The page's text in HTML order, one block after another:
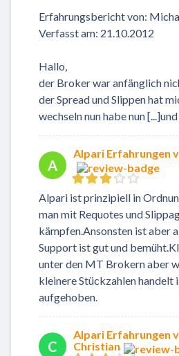
Erfahrungsbericht von:
Verfasst am: 21.10.2012
Hallo,
der Broker war anfänglich
der Spread und Slippen hat
wechseln nun habe nun
A
Alpari Erfahrungen
Alpari ist prinzipiell in
man mit Requotes und
kämpfen.Ansonsten ist aber
Support ist gut und
unter den MT Brokern aber
kleinere Stückzahlen handelt
aufgehoben.
C
Alpari Erfahrungen
Christian